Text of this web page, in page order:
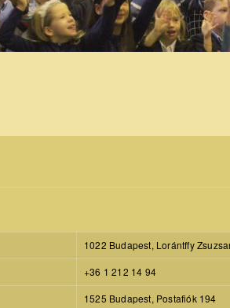
1022 Budapest, Lorántffy
+36 1 212 14 94
1525 Budapest, Postafiók 194